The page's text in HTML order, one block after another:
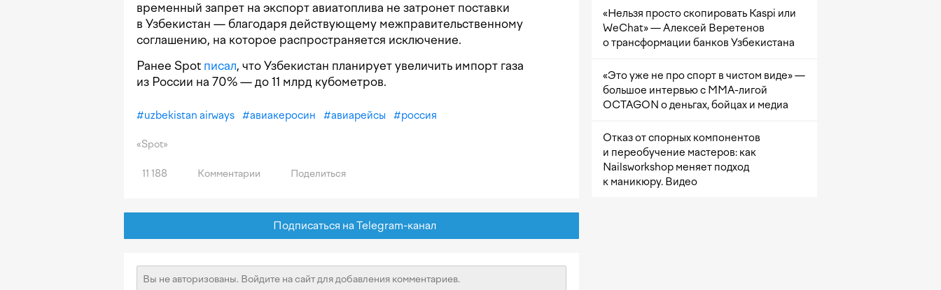
временный запрет на экспорт авиатоплива не затронет поставки
в Узбекистан — благодаря действующему межправительственному
соглашению, на которое распространяется исключение.
Ранее Spot писал, что Узбекистан планирует увеличить импорт газа
из России на 70% — до 11 млрд кубометров.
#uzbekistan airways #авиакеросин #авиарейсы #россия
«Spot»
11 188 Комментарии Поделиться
Подписаться на Telegram-канал
«Нельзя просто скопировать Kaspi или
WeChat» — Алексей Веретенов
о трансформации банков Узбекистана
«Это уже не про спорт в чистом виде» —
большое интервью с ММА-лигой
OCTAGON о деньгах, бойцах и медиа
Отказ от спорных компонентов
и переобучение мастеров: как
Nailsworkshop меняет подход
к маникюру. Видео